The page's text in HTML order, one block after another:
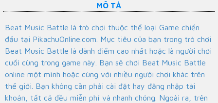
MÔ TẢ
Beat Music Battle là trò chơi thuộc thể loại Game chiến
đấu tại PikachuOnline.com. Mục tiêu của bạn trong trò chơi
Beat Music Battle là dành điểm cao nhất hoặc là người chơi
cuối cùng trong game này. Bạn sẽ chơi Beat Music Battle
online một mình hoặc cùng với nhiều người chơi khác trên
thế giới. Bạn không cần phải cài đặt hay đăng nhập tài
khoản, tất cả đều miễn phí và nhanh chóng. Ngoài ra, trên